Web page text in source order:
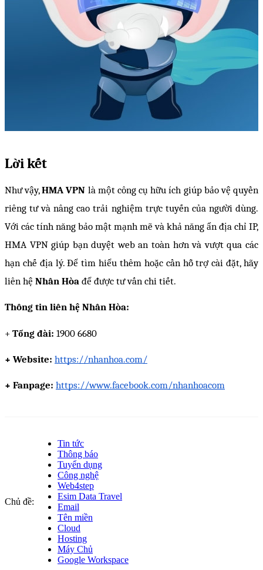
Lời kết
Như vậy, HMA VPN là một công cụ hữu ích giúp bảo vệ quyền
riêng tư và nâng cao trải nghiệm trực tuyến của người dùng.
Với các tính năng bảo mật mạnh mẽ và khả năng ẩn địa chỉ IP,
HMA VPN giúp bạn duyệt web an toàn hơn và vượt qua các
hạn chế địa lý. Để tìm hiểu thêm hoặc cần hỗ trợ cài đặt, hãy
liên hệ Nhân Hòa để được tư vấn chi tiết.
Thông tin liên hệ Nhân Hòa:
+ Tổng đài: 1900 6680
+ Website: https://nhanhoa.com/
+ Fanpage: https://www.facebook.com/nhanhoacom
Chủ đề:
Tin tức
Thông báo
Tuyển dụng
Công nghệ
Web4step
Esim Data Travel
Email
Tên miền
Cloud
Hosting
Máy Chủ
Google Workspace